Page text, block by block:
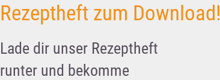
Rezeptheft zum Download!
Lade dir unser Rezeptheft
runter und bekomme